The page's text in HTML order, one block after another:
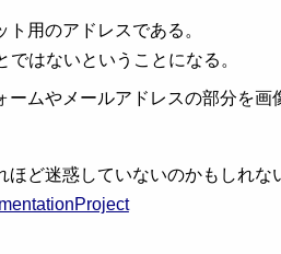
用のアドレスである。
はないということになる。
ムやメールアドレスの部分を画
ど迷惑していないのかもしれな